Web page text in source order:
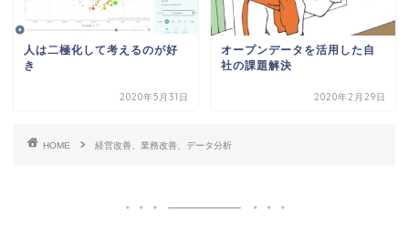
人は二極化して考えるのが好
き
2020年5月31日
オープンデータを活用した自
社の課題解決
2020年2月29日
HOME 経営改善、業務改善、データ分析